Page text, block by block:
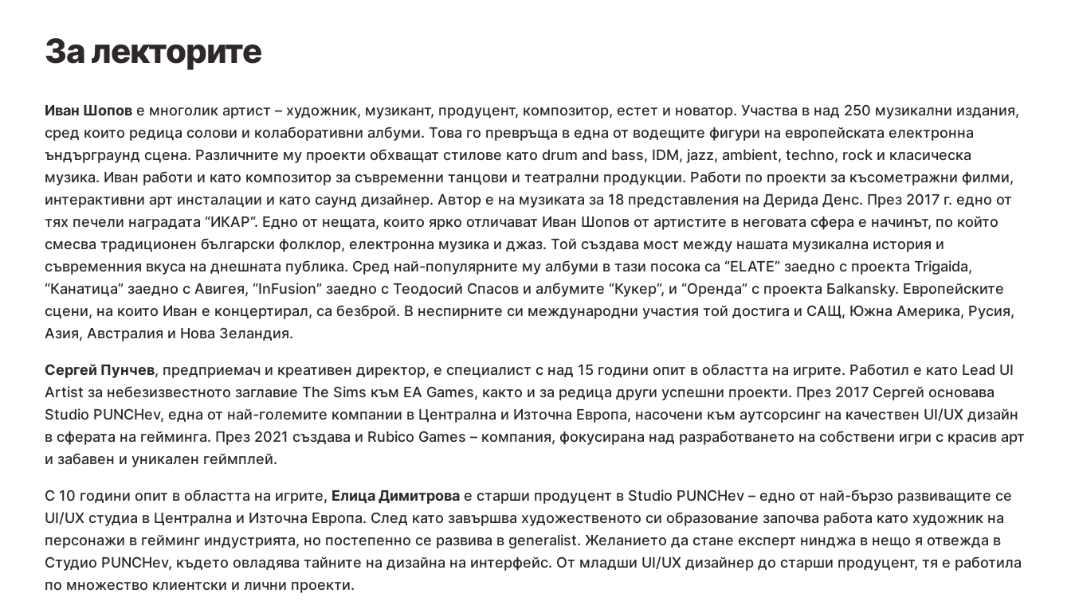
За лекторите
Иван Шопов е многолик артист – художник, музикант, продуцент, композитор, естет и новатор. Участва в над 250 музикални издания,
сред които редица солови и колаборативни албуми. Това го превръща в една от водещите фигури на европейската електронна
ъндърграунд сцена. Различните му проекти обхващат стилове като drum and bass, IDM, jazz, ambient, techno, rock и класическа
музика. Иван работи и като композитор за съвременни танцови и театрални продукции. Работи по проекти за късометражни филми,
интерактивни арт инсталации и като саунд дизайнер. Автор е на музиката за 18 представления на Дерида Денс. През 2017 г. едно от
тях печели наградата “ИКАР“. Едно от нещата, които ярко отличават Иван Шопов от артистите в неговата сфера е начинът, по който
смесва традиционен български фолклор, електронна музика и джаз. Той създава мост между нашата музикална история и
съвременния вкуса на днешната публика. Сред най-популярните му албуми в тази посока са “ELATE” заедно с проекта Trigaida,
“Канатица” заедно с Авигея, “InFusion” заедно с Теодосий Спасов и албумите “Кукер”, и “Оренда” с проекта Бalkansky. Европейските
сцени, на които Иван е концертирал, са безброй. В неспирните си международни участия той достига и САЩ, Южна Америка, Русия,
Азия, Австралия и Нова Зеландия.
Сергей Пунчев, предприемач и креативен директор, е специалист с над 15 години опит в областта на игрите. Работил е като Lead UI
Artist за небезизвестното заглавие The Sims към ЕА Games, както и за редица други успешни проекти. През 2017 Сергей основава
Studio PUNCHev, една от най-големите компании в Централна и Източна Европа, насочени към аутсорсинг на качествен UI/UX дизайн
в сферата на гейминга. През 2021 създава и Rubico Games – компания, фокусирана над разработването на собствени игри с красив арт
и забавен и уникален геймплей.
С 10 години опит в областта на игрите, Елица Димитрова е старши продуцент в Studio PUNCHev – едно от най-бързо развиващите се
UI/UX студиа в Централна и Източна Европа. След като завършва художественото си образование започва работа като художник на
персонажи в гейминг индустрията, но постепенно се развива в generalist. Желанието да стане експерт нинджа в нещо я отвежда в
Студио PUNCHev, където овладява тайните на дизайна на интерфейс. От младши UI/UX дизайнер до старши продуцент, тя е работила
по множество клиентски и лични проекти.